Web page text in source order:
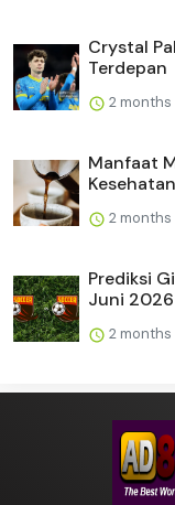
Crystal
Terdepan
2 months
Manfaat
2 months
Prediksi
Juni 2026
2 months